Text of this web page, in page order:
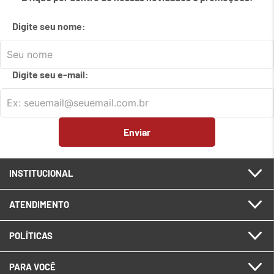
8º emcaixa
9 emteclado fio
10ºemtablet
Digite seu nome:
Digite seu e-mail:
Enviar
INSTITUCIONAL
ATENDIMENTO
POLÍTICAS
PARA VOCÊ